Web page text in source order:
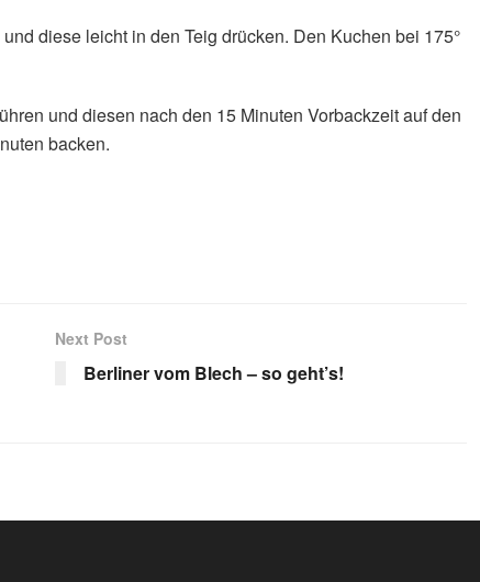
diese leicht in den Teig drücken. Den Kuchen bei 175°
und diesen nach den 15 Minuten Vorbackzeit auf den
backen.
Next Post
Berliner vom Blech – so geht’s!